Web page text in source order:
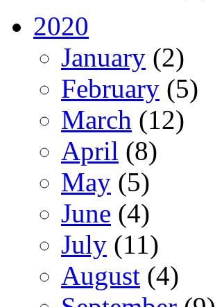
2020
January (2)
February (5)
March (12)
April (8)
May (5)
June (4)
July (11)
August (4)